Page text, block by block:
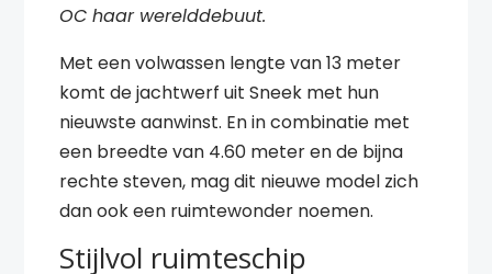
OC haar werelddebuut.
Met een volwassen lengte van 13 meter
komt de jachtwerf uit Sneek met hun
nieuwste aanwinst. En in combinatie met
een breedte van 4.60 meter en de bijna
rechte steven, mag dit nieuwe model zich
dan ook een ruimtewonder noemen.
Stijlvol ruimteschip